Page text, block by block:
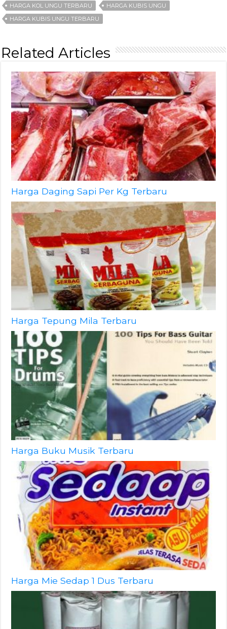
HARGA KOL UNGU TERBARU
HARGA KUBIS UNGU
HARGA KUBIS UNGU TERBARU
Related Articles
Harga Daging Sapi Per Kg Terbaru
Harga Tepung Mila Terbaru
Harga Buku Musik Terbaru
Harga Mie Sedap 1 Dus Terbaru